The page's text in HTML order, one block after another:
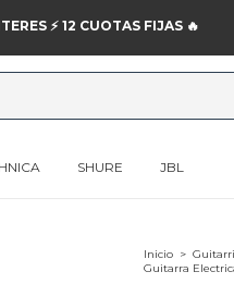
⚡️ 12 CUOTAS FIJAS 🔥
SHURE JBL
Inicio >
Guitarra